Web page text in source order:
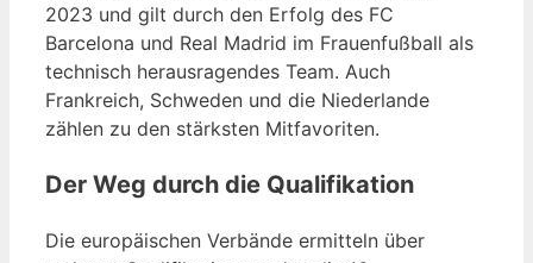
2023 und gilt durch den Erfolg des FC
Barcelona und Real Madrid im Frauenfußball als
technisch herausragendes Team. Auch
Frankreich, Schweden und die Niederlande
zählen zu den stärksten Mitfavoriten.
Der Weg durch die Qualifikation
Die europäischen Verbände ermitteln über